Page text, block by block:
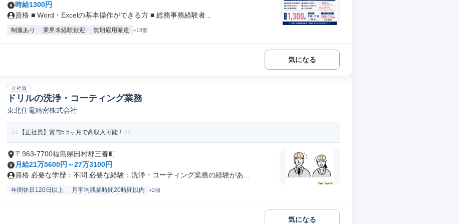
時給1300円
資格 ■ Word・Excelの基本操作ができる方 ■ 総務事務経験者...
制服あり 業界未経験歓迎 無期雇用派遣 +18個
気になる
正社員
ドリルの洗浄・コーティング業務
東北住電精密株式会社
【正社員】賞与5.5ヶ月で高収入可能！
〒963-7700福島県田村郡三春町
月給21万5600円～27万3100円
資格 必要な学歴：不問 必要な経験：洗浄・コーティング業務の経験があ...
年間休日120日以上 月平均残業時間20時間以内 +2個
気になる